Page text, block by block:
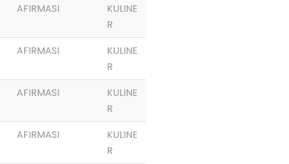
AFIRMASI
KULINE
R
AFIRMASI
KULINE
R
AFIRMASI
KULINE
R
AFIRMASI
KULINE
R